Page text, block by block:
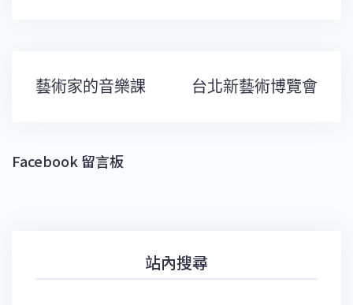
文
章
藝術家的音樂課 台北新藝術博覽會
Facebook 留言板
站內搜尋